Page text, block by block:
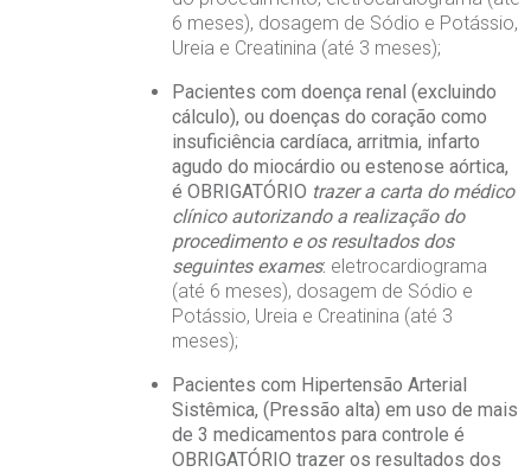
6 meses), dosagem de Sódio e Potássio,
Ureia e Creatinina (até 3 meses);
Pacientes com doença renal (excluindo
cálculo), ou doenças do coração como
insuficiência cardíaca, arritmia, infarto
agudo do miocárdio ou estenose aórtica,
é OBRIGATÓRIO trazer a carta do médico
clínico autorizando a realização do
procedimento e os resultados dos
seguintes exames: eletrocardiograma
(até 6 meses), dosagem de Sódio e
Potássio, Ureia e Creatinina (até 3
meses);
Pacientes com Hipertensão Arterial
Sistêmica, (Pressão alta) em uso de mais
de 3 medicamentos para controle é
OBRIGATÓRIO trazer os resultados dos